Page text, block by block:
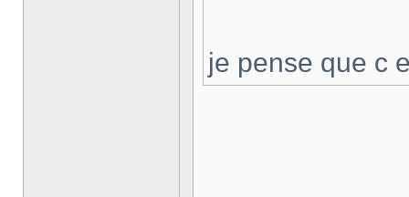
je pense que c